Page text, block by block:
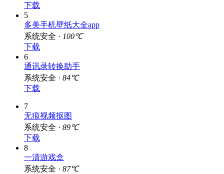
下载
5
多美手机壁纸大全app
系统安全 · 100℃
下载
6
通讯录转换助手
系统安全 · 84℃
下载
7
无痕视频抠图
系统安全 · 89℃
下载
8
一清游戏盒
系统安全 · 87℃